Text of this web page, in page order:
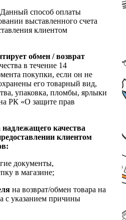
способ оплаты
выставленного счета
клиентом
обмен / возврат
в течение 14
покупки, если он не
его товарный вид,
упаковка, пломбы, ярлыки
РК «О защите прав
качества
клиентом
документы,
в магазине;
на возврат/обмен товара на
с указанием причины